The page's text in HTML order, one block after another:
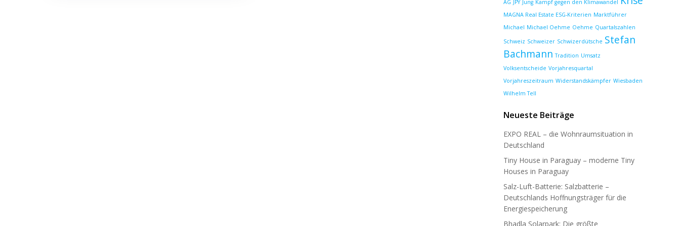
AG JPY Jung Kampf gegen den Klimawandel
MAGNA Real Estate ESG-Kriterien Marktführer
Michael Michael Oehme Oehme Quartalszahlen
Schweiz Schweizer Schwizerdütsche Stefan
Bachmann Tradition Umsatz
Volksentscheide Vorjahresquartal
Vorjahreszeitraum Widerstandskämpfer Wiesbaden
Wilhelm Tell
Neueste Beiträge
EXPO REAL – die Wohnraumsituation in
Deutschland
Tiny House in Paraguay – moderne Tiny
Houses in Paraguay
Salz-Luft-Batterie: Salzbatterie –
Deutschlands Hoffnungsträger für die
Energiespeicherung
Bhadla Solarpark: Die größte